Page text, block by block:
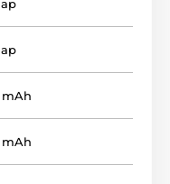
mAh
mAh